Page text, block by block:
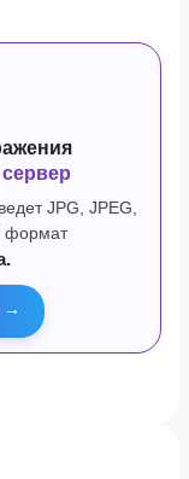
JPG, JPEG,
формат
→